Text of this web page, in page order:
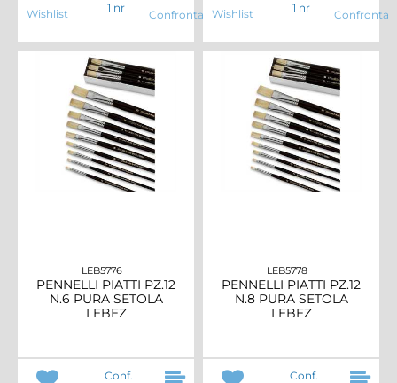
Wishlist
1 nr
Confronta Wishlist
1 nr
Confronta
LEB5776
PENNELLI PIATTI PZ.12
N.6 PURA SETOLA
LEBEZ
Conf.
LEB5778
PENNELLI PIATTI PZ.12
N.8 PURA SETOLA
LEBEZ
Conf.